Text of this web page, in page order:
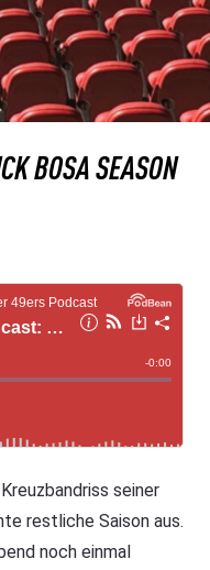
BOSA SEASON
seiner
restliche Saison aus.
noch einmal